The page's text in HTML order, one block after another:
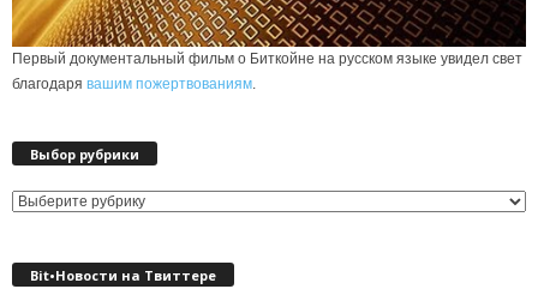
Первый документальный фильм о Биткойне на русском языке увидел свет
благодаря вашим пожертвованиям
Выбор рубрики
Выбор
Bit•Новости на Твиттере